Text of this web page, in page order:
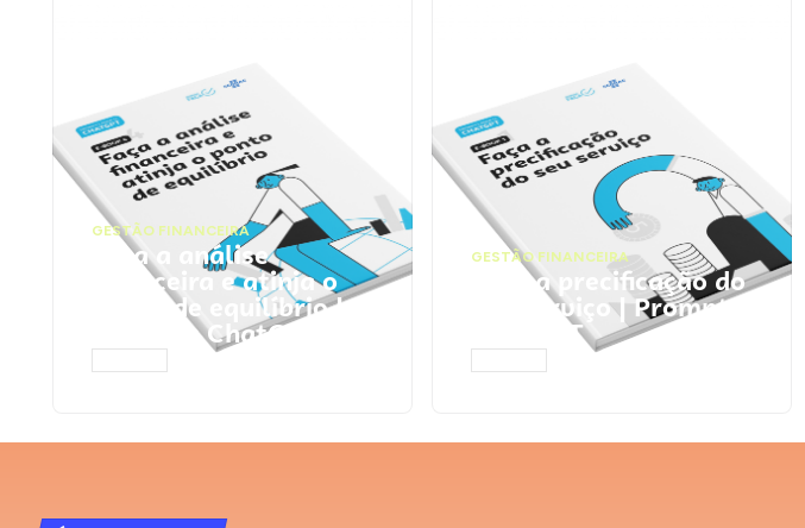
GESTÃO FINANCEIRA
Faça a análise
financeira e atinja o
ponto de equilíbrio |
Prompts ChatGPT
GESTÃO FINANCEIRA
Faça a precificação do
seu serviço | Prompts
ChatGPT